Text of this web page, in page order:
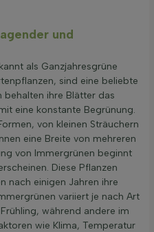
und
als Ganzjahresgrüne
sind eine beliebte
behalten ihre Blätter das
eine konstante Begrünung.
von kleinen Sträuchern
eine Breite von mehreren
von Immergrünen beginnt
Diese Pflanzen
nach einigen Jahren ihre
variiert je nach Art
während andere im
wie Klima, Temperatur